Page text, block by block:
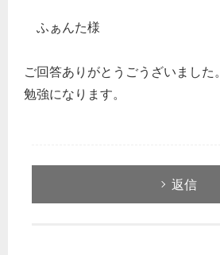
ふぁんた様
ご回答ありがとうごうざいました。
勉強になります。
返信